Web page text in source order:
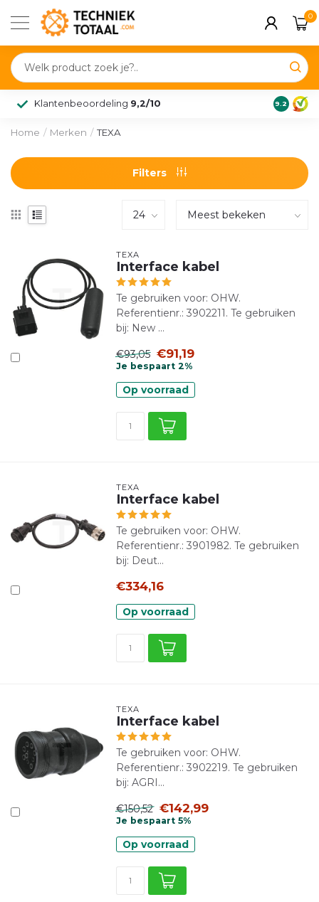
0
Klantenbeoordeling 9,2/10 9.2
Home / Merken / TEXA
Filters
TEXA
Interface kabel
Te gebruiken voor: OHW.
Referentienr.: 3902211. Te gebruiken
bij: New ...
€93,05 €91,19
Je bespaart 2%
Op voorraad
TEXA
Interface kabel
Te gebruiken voor: OHW.
Referentienr.: 3901982. Te gebruiken
bij: Deut...
€334,16
Op voorraad
TEXA
Interface kabel
Te gebruiken voor: OHW.
Referentienr.: 3902219. Te gebruiken
bij: AGRI...
€150,52 €142,99
Je bespaart 5%
Op voorraad